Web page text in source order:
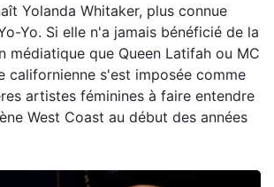
Yolanda Whitaker, plus connue
Yo. Si elle n'a jamais bénéficié de la
médiatique que Queen Latifah ou MC
californienne s'est imposée comme
artistes féminines à faire entendre
West Coast au début des années